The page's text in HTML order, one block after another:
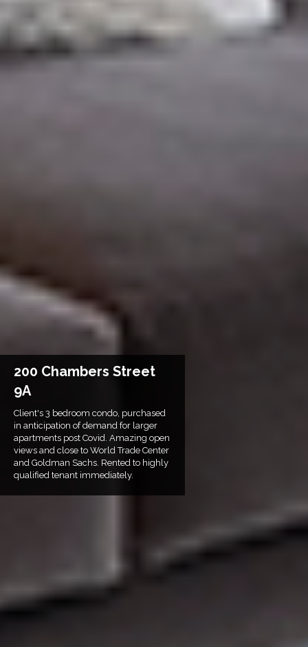
200 Chambers Street
9A
Client's 3 bedroom condo, purchased
in anticipation of demand for larger
apartments post Covid. Amazing open
views and close to World Trade Center
and Goldman Sachs. Rented to highly
qualified tenant immediately.